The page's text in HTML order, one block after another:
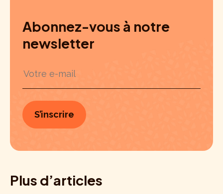
Abonnez-vous à notre
newsletter
Plus d’articles